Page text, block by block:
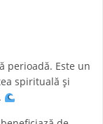
perioadă. Este un
spirituală și